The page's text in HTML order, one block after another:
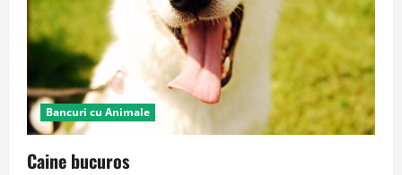
Bancuri cu Animale
Caine bucuros